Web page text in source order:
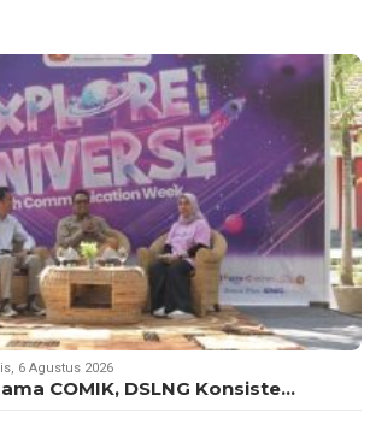
6 Agustus 2026
COMIK, DSLNG Konsiste…